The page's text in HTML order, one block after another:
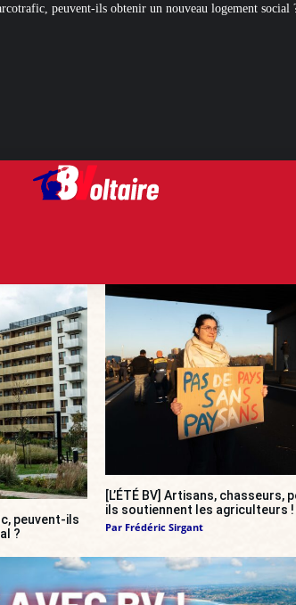
nouveau logement social ? [L’ÉTÉ BV] Artisans,
peuvent-ils
?
[L’ÉTÉ BV] Artisans, chasseurs,
ils soutiennent les agriculteurs !
Par Frédéric Sirgant